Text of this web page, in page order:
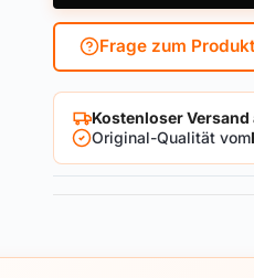
Frage zum
Kostenloser Versand
Original-Qualität vom